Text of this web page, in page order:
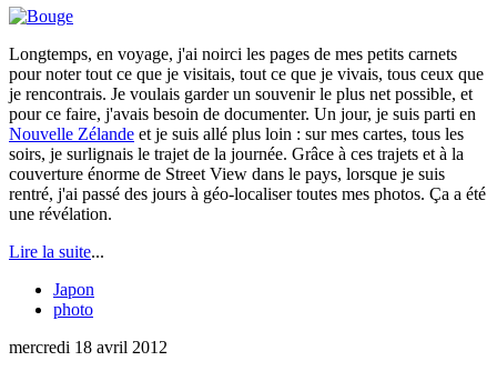
Longtemps, en voyage, j'ai noirci les pages de mes petits carnets
pour noter tout ce que je visitais, tout ce que je vivais, tous ceux que
je rencontrais. Je voulais garder un souvenir le plus net possible, et
pour ce faire, j'avais besoin de documenter. Un jour, je suis parti en
Nouvelle Zélande et je suis allé plus loin : sur mes cartes, tous les
soirs, je surlignais le trajet de la journée. Grâce à ces trajets et à la
couverture énorme de Street View dans le pays, lorsque je suis
rentré, j'ai passé des jours à géo-localiser toutes mes photos. Ça a été
une révélation.
Lire la suite...
Japon
photo
mercredi 18 avril 2012